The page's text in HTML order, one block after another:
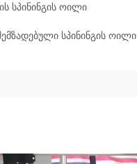
სპინინგის ოილი
სპინინგის ოილი